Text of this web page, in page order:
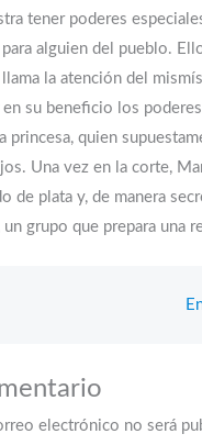
tener poderes
alguien del pueblo.
llama la atención del
en su beneficio los
princesa, quien
Una vez en la corte,
de plata y, de manera
un grupo que prepara una
electrónico no será